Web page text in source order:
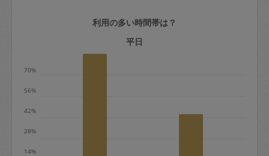
定期契約をキャンセルする場合、毎週定
期は月2回まで隔週定期は月1回までキャ
ンセル料は発生しません。それ以上はキ
利用の多い時間帯は？
平日
14%
28%
42%
56%
70%